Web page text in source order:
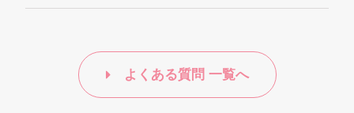
よくある質問 一覧へ